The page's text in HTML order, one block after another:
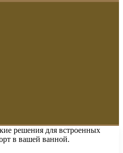
решения для встроенных
в вашей ванной.